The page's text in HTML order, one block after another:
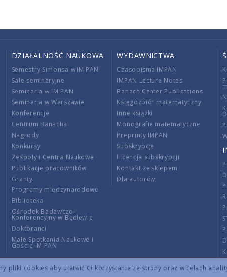
pliki cookies aby ułatwić Ci korzystanie ze strony oraz w celach
DZIAŁALNOŚĆ NAUKOWA
Semestry Simonsa w IM PAN
Sale seminaryjne
Seminaria w IM PAN
Seminaria w Warszawie
Konferencje
Centrum Banacha
Nagrody
Konkursy
Zespoły i Centra Naukowe
Publikacje pracowników
Granty
Programy międzynarodowe
Biblioteka
Ośrodek Badawczo-
Konferencyjny w Będlewie
Doktoranci
Małe Spotkania Naukowe i
Goście IM PAN
WYDAWNICTWA
Czasopisma IMPAN
IMPAN Lecture Notes
Banach Center Publications
Księgozbiór matematyczny
Inne książki
Monografie matematyczne
Preprinty IMPAN
Subskrypcje
Licencja subskrypcji
Kontakt ze sklepem
Dla autorów